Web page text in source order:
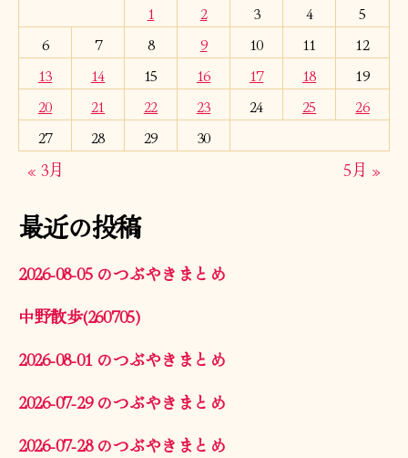
1
2 3 4
5
6
7 8 9 10 11
12
13
14 15 16 17 18
19
20
21 22 23 24 25
26
27
28 29 30
« 3月 5月 »
最近の投稿
2026-08-05 のつぶやきまとめ
中野散歩(260705)
2026-08-01 のつぶやきまとめ
2026-07-29 のつぶやきまとめ
2026-07-28 のつぶやきまとめ